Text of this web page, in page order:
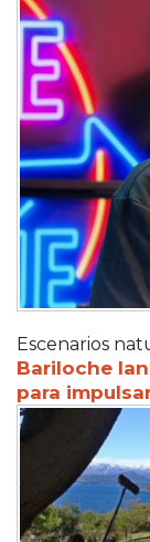
Escenarios
Bariloche
para